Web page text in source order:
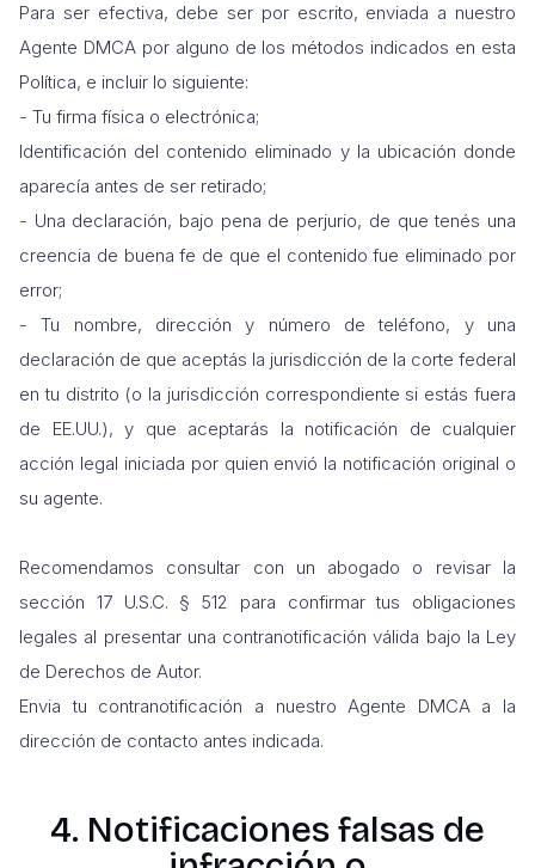
Para ser efectiva, debe ser por escrito, enviada a nuestro
Agente DMCA por alguno de los métodos indicados en esta
Política, e incluir lo siguiente:
- Tu firma física o electrónica;
Identificación del contenido eliminado y la ubicación donde
aparecía antes de ser retirado;
- Una declaración, bajo pena de perjurio, de que tenés una
creencia de buena fe de que el contenido fue eliminado por
error;
- Tu nombre, dirección y número de teléfono, y una
declaración de que aceptás la jurisdicción de la corte federal
en tu distrito (o la jurisdicción correspondiente si estás fuera
de EE.UU.), y que aceptarás la notificación de cualquier
acción legal iniciada por quien envió la notificación original o
su agente.
Recomendamos consultar con un abogado o revisar la
sección 17 U.S.C. § 512 para confirmar tus obligaciones
legales al presentar una contranotificación válida bajo la Ley
de Derechos de Autor.
Envia tu contranotificación a nuestro Agente DMCA a la
dirección de contacto antes indicada.
4. Notificaciones falsas de